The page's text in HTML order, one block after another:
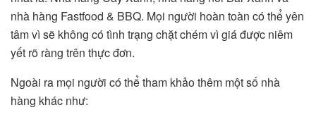
nhà hàng Fastfood & BBQ. Mọi người hoàn toàn có thể yên
tâm vì sẽ không có tình trạng chặt chém vì giá được niêm
yết rõ ràng trên thực đơn.
Ngoài ra mọi người có thể tham khảo thêm một số nhà
hàng khác như: